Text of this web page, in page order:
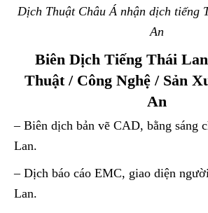
Dịch Thuật Châu Á nhận dịch tiếng
An
Biên Dịch Tiếng Thái
Thuật / Công Nghệ / Sản
An
– Biên dịch bản vẽ CAD, bằng sáng
Lan.
– Dịch báo cáo EMC, giao diện
Lan.